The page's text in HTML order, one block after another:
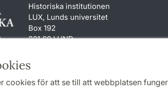
cookies för att se till att webbplatsen
Historiska institutionen
LUX, Lunds universitet
Box 192
221 00 LUND
hist